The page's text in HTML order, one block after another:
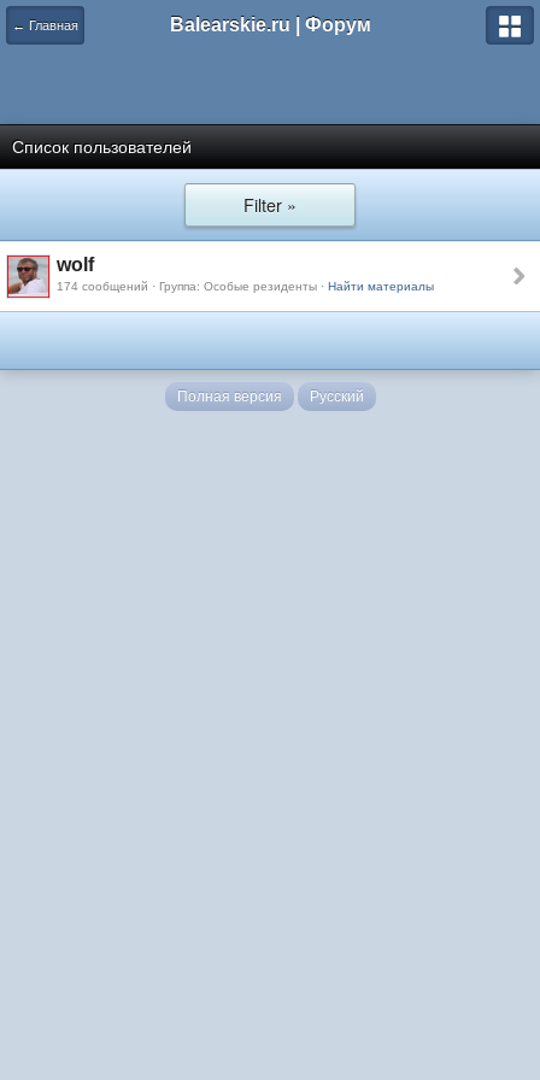
← Главная Balearskie.ru | Форум
Список пользователей
Filter »
wolf
174 сообщений · Группа: Особые резиденты · Найти материалы
Полная версия Русский